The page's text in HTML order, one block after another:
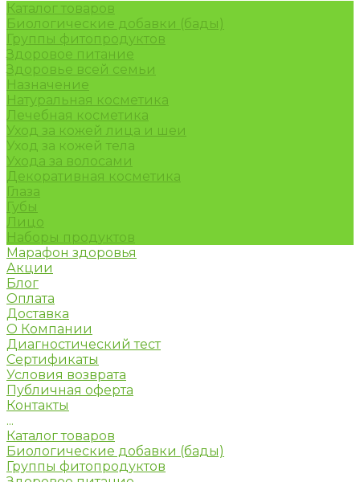
Каталог товаров
Биологические добавки (бады)
Группы фитопродуктов
Здоровое питание
Здоровье всей семьи
Назначение
Натуральная косметика
Лечебная косметика
Уход за кожей лица и шеи
Уход за кожей тела
Ухода за волосами
Декоративная косметика
Глаза
Губы
Лицо
Наборы продуктов
Марафон здоровья
Акции
Блог
Оплата
Доставка
О Компании
Диагностический тест
Сертификаты
Условия возврата
Публичная оферта
Контакты
...
Каталог товаров
Биологические добавки (бады)
Группы фитопродуктов